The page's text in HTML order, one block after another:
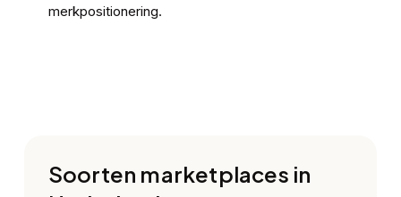
merkpositionering.
Soorten marketplaces in